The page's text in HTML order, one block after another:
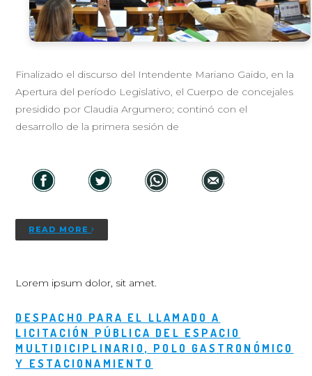
Finalizado el discurso del Intendente Mariano Gaido, en la
Apertura del período Legislativo, el Cuerpo de concejales
presidido por Claudia Argumero; continó con el
desarrollo de la primera sesión de
READ MORE
Lorem ipsum dolor, sit amet.
DESPACHO PARA EL LLAMADO A
LICITACIÓN PÚBLICA DEL ESPACIO
MULTIDICIPLINARIO, POLO GASTRONÓMICO
Y ESTACIONAMIENTO